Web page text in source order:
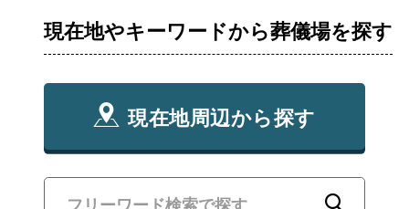
現在地やキーワードから葬儀場を探す
現在地周辺から探す